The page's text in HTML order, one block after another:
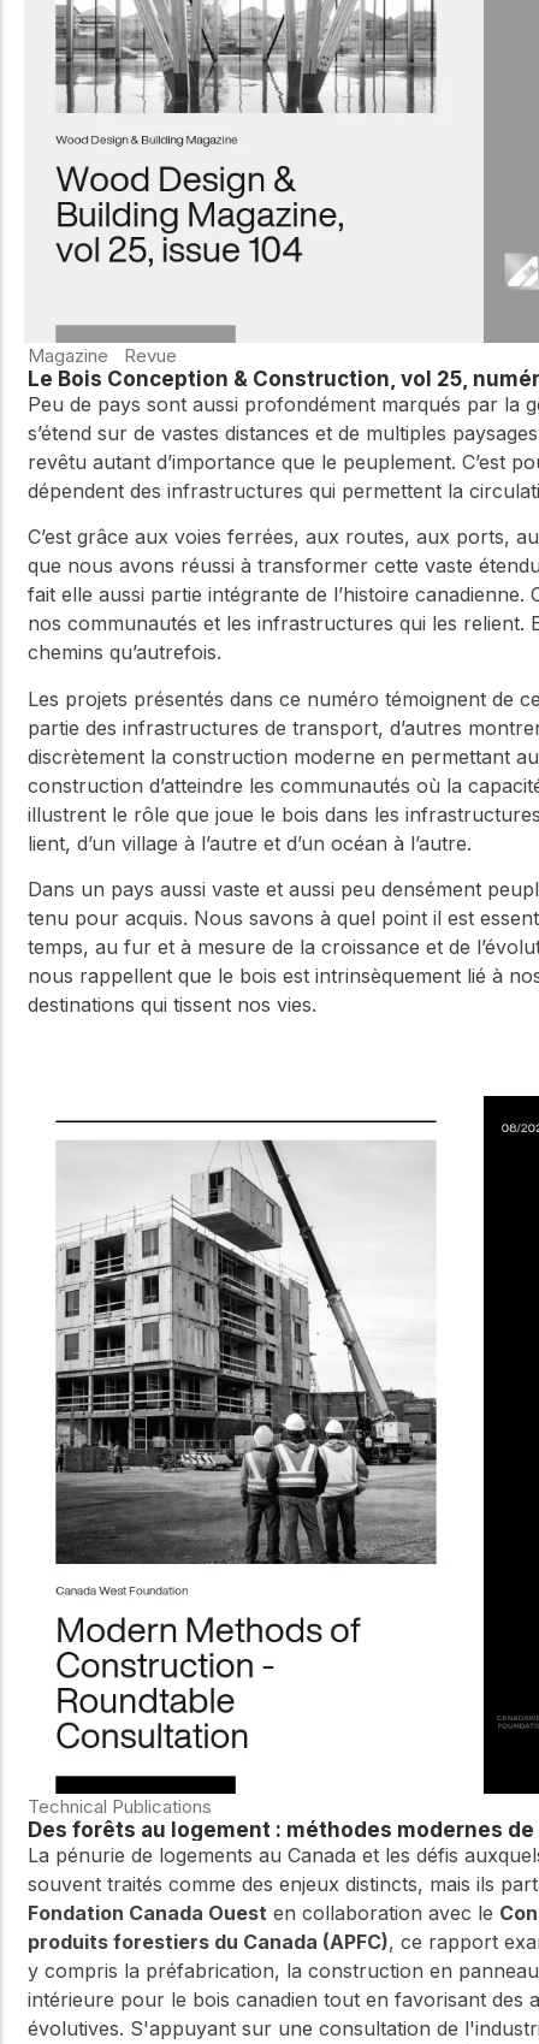
meilleures pratiques.
Réseau
d'innovation
dans le domaine
du bois
Connectez-vous avec
des professionnels et
explorez des idées de
pointe qui stimulent
construction en bois et
la durabilité.
connectez-vous pour
obtenir du support
technique, des conseils
d'experts et accéder à
Magazine Revue
Le Bois Conception & Construction, vol 25,
Peu de pays sont aussi profondément marqués par la
s’étend sur de vastes distances et de multiples
revêtu autant d’importance que le peuplement. C’est
dépendent des infrastructures qui permettent la
C’est grâce aux voies ferrées, aux routes, aux ports,
que nous avons réussi à transformer cette vaste
fait elle aussi partie intégrante de l’histoire
nos communautés et les infrastructures qui les relient.
chemins qu’autrefois.
Les projets présentés dans ce numéro témoignent de
partie des infrastructures de transport, d’autres
discrètement la construction moderne en permettant
construction d’atteindre les communautés où la
illustrent le rôle que joue le bois dans les
lient, d’un village à l’autre et d’un océan à l’autre.
Dans un pays aussi vaste et aussi peu densément
tenu pour acquis. Nous savons à quel point il est
temps, au fur et à mesure de la croissance et de
nous rappellent que le bois est intrinsèquement lié à
destinations qui tissent nos vies.
Technical Publications
Des forêts au logement : méthodes modernes
La pénurie de logements au Canada et les défis
souvent traités comme des enjeux distincts, mais ils
Fondation Canada Ouest en collaboration avec le
produits forestiers du Canada (APFC), ce rapport
y compris la préfabrication, la construction en
intérieure pour le bois canadien tout en favorisant
évolutives. S'appuyant sur une consultation de